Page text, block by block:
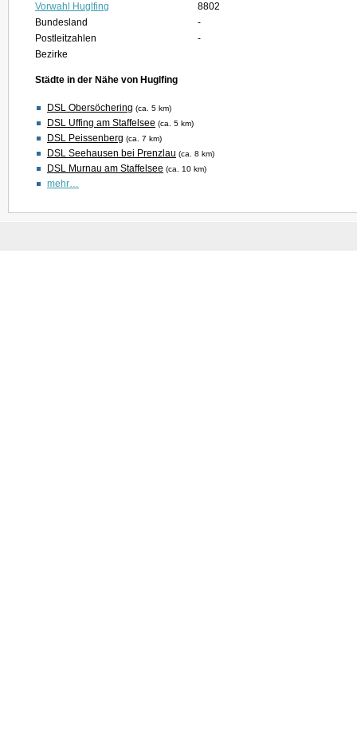
Vorwahl Huglfing
8802
Bundesland
-
Postleitzahlen
-
Bezirke
Städte in der Nähe von Huglfing
DSL Obersöchering (ca. 5 km)
DSL Uffing am Staffelsee (ca. 5 km)
DSL Peissenberg (ca. 7 km)
DSL Seehausen bei Prenzlau (ca. 8 km)
DSL Murnau am Staffelsee (ca. 10 km)
mehr…